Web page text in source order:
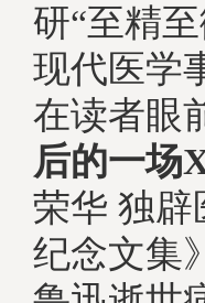
研“至精
现代医学
在读者
后的一场
荣华 独辟
纪念文集